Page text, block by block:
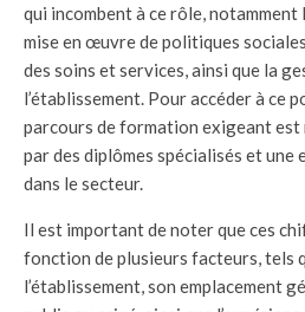
qui incombent à ce rôle,
mise en œuvre de politiques
des soins et services, ainsi que la
l’établissement. Pour accéder à ce
parcours de formation exigeant
par des diplômes spécialisés et
dans le secteur.
Il est important de noter que ces
fonction de plusieurs facteurs, tels
l’établissement, son emplacement